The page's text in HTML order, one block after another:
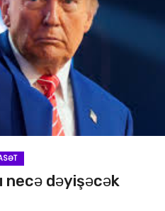
necə dəyişəcək